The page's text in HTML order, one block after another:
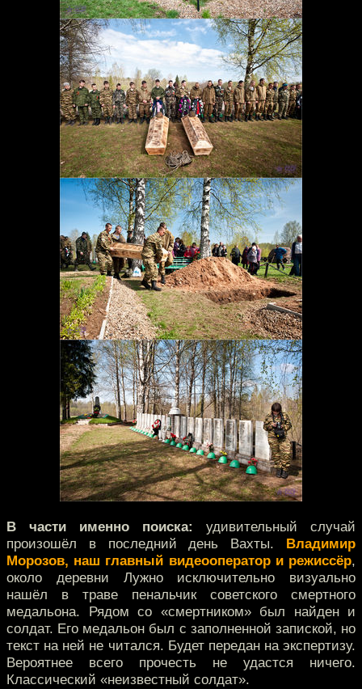
В части именно поиска: удивительный случай
произошёл в последний день Вахты. Владимир
Морозов, наш главный видеооператор и режиссёр,
около деревни Лужно исключительно визуально
нашёл в траве пенальчик советского смертного
медальона. Рядом со «смертником» был найден и
солдат. Его медальон был с заполненной запиской, но
текст на ней не читался. Будет передан на экспертизу.
Вероятнее всего прочесть не удастся ничего.
Классический «неизвестный солдат».